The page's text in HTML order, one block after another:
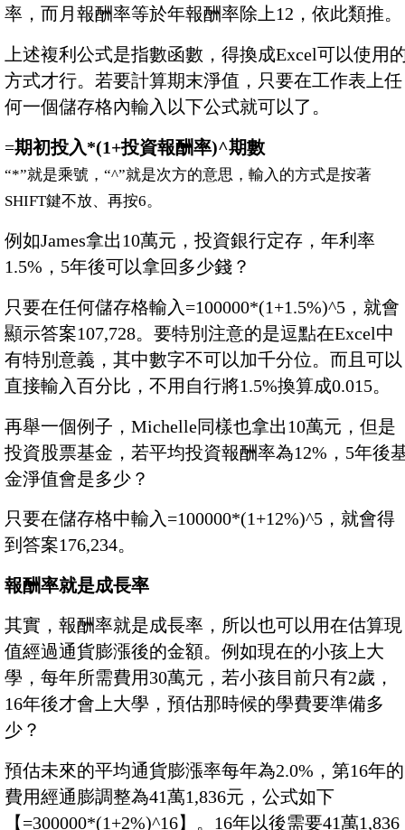
率，而月報酬率等於年報酬率除上12，依此類推。
上述複利公式是指數函數，得換成Excel可以使用
方式才行。若要計算期末淨值，只要在工作表上任
何一個儲存格內輸入以下公式就可以了。
=期初投入*(1+投資報酬率)^期數
“*”就是乘號，“^”就是次方的意思，輸入的方式是按著
SHIFT鍵不放、再按6。
例如James拿出10萬元，投資銀行定存，年利率
1.5%，5年後可以拿回多少錢？
只要在任何儲存格輸入=100000*(1+1.5%)^5，就會
顯示答案107,728。要特別注意的是逗點在Excel中
有特別意義，其中數字不可以加千分位。而且可以
直接輸入百分比，不用自行將1.5%換算成0.015。
再舉一個例子，Michelle同樣也拿出10萬元，但是
投資股票基金，若平均投資報酬率為12%，5年後
金淨值會是多少？
只要在儲存格中輸入=100000*(1+12%)^5，就會得
到答案176,234。
報酬率就是成長率
其實，報酬率就是成長率，所以也可以用在估算現
值經過通貨膨漲後的金額。例如現在的小孩上大
學，每年所需費用30萬元，若小孩目前只有2歲，
16年後才會上大學，預估那時候的學費要準備多
少？
預估未來的平均通貨膨漲率每年為2.0%，第16年的
費用經通膨調整為41萬1,836元，公式如下
【=300000*(1+2%)^16】。16年以後需要41萬1,836